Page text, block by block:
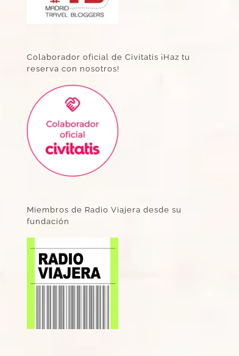
Colaborador oficial de Civitatis ¡Haz tu
reserva con nosotros!
Miembros de Radio Viajera desde su
fundación